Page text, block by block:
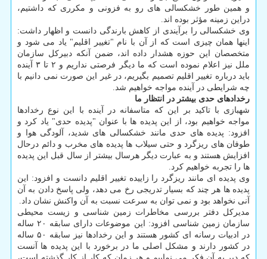
و همین طور خشکسالی های رو به فزونی و مکرری که داشتیم،
دراین زمینه مؤثر بوده اند.
وی خشکسالی را برآیندی از کاهش بارندگی دانست و اظهار داشت:
اینها همان چیزی است که از آن با نام "تغییر اقلیم" یاد می شود و
متخصصان این حوزه هشدار داده اند، ضمن آنکه دبیرکل سازمان
ملل نیز اعلام نموده است که ما دیگر فرصتی نداریم و ۲ تا ۳ آینده
باید درباره تغییر اقلیم تصمیم بگیریم، در غیر این صورت نمی دانیم با
چه شرایطی در آینده مواجه خواهیم شد.
رخدادهای حدی بیشتر در انتظار ما
شهبازی با تاکید بر این که متاسفانه در آینده با این نوع رخدادها
مواجه خواهیم بود، از این پدیده ها با عنوان "پدیده حدی" یاد کرد و
افزود: پدیده های حدی مانند خشکسالی های شدید، آلودگی هوا و
طوفان های ریزگرد و حتی سیلاب ها پدیده های مخرب و دائم درحال
افزایش هستند و به عبارت دیگر هرسال بیشتر از سال قبل این پدیده
ها را تجربه خواهیم کرد.
وی پدیده ای مانند ریزگرد را زاییده تغییر اقلیم دانست و افزود: این
پدیده ها هر چند که بسیار تدریجی رخ می دهد، ولی پاسخ دادن به آن
آنی نخواهد بود و نمی توان به سرعت نسبت به آن واکنش نشان داد.
مدیرکل دفتر بررسی مخاطرات زمین شناسی و زیست محیطی
سازمان زمین شناسی افزود: این موضوعات دارای سابقه ۲۰ ساله
در ادبیات رسانه ای کشور هستند و این رخدادها نیز سابقه ۵۰ ساله
در کشور دارند و مشکل اصلی ما در برخورد با این پدیده ها آنست